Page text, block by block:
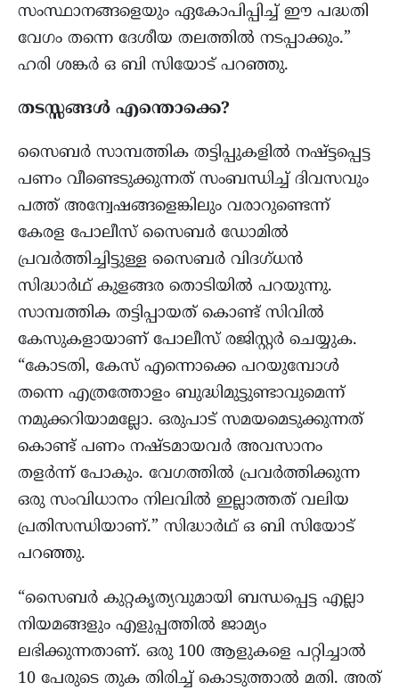
സംസ്ഥാനങ്ങളെയും ഏകോപിപ്പിച്ച് ഈ പദ്ധതി
വേഗം തന്നെ ദേശീയ തലത്തിൽ നടപ്പാക്കും.”
ഹരി ശങ്കർ ഒ ബി സിയോട് പറഞ്ഞു.
തടസ്സങ്ങൾ എന്തൊക്കെ?
സൈബർ സാമ്പത്തിക തട്ടിപ്പുകളിൽ നഷ്ട്ടപ്പെട്ട
പണം വീണ്ടെടുക്കുന്നത് സംബന്ധിച്ച് ദിവസവും
പത്ത് അന്വേഷങ്ങളെങ്കിലും വരാറുണ്ടെന്ന്
കേരള പോലീസ് സൈബർ ഡോമിൽ
പ്രവർത്തിച്ചിട്ടുള്ള സൈബർ വിദഗ്ധൻ
സിദ്ധാർഥ് കുളങ്ങര തൊടിയിൽ പറയുന്നു.
സാമ്പത്തിക തട്ടിപ്പായത് കൊണ്ട് സിവിൽ
കേസുകളായാണ് പോലീസ് രജിസ്റ്റർ ചെയ്യുക.
“കോടതി, കേസ് എന്നൊക്കെ പറയുമ്പോൾ
തന്നെ എത്രത്തോളം ബുദ്ധിമുട്ടുണ്ടാവുമെന്ന്
നമുക്കറിയാമല്ലോ. ഒരുപാട് സമയമെടുക്കുന്നത്
കൊണ്ട് പണം നഷ്ടമായവർ അവസാനം
തളർന്ന് പോകും. വേഗത്തിൽ പ്രവർത്തിക്കുന്ന
ഒരു സംവിധാനം നിലവിൽ ഇല്ലാത്തത് വലിയ
പ്രതിസന്ധിയാണ്.” സിദ്ധാർഥ് ഒ ബി സിയോട്
പറഞ്ഞു.
“സൈബർ കുറ്റകൃത്യവുമായി ബന്ധപ്പെട്ട എല്ലാ
നിയമങ്ങളും എളുപ്പത്തിൽ ജാമ്യം
ലഭിക്കുന്നതാണ്. ഒരു 100 ആളുകളെ പറ്റിച്ചാൽ
10 പേരുടെ തുക തിരിച്ച് കൊടുത്താൽ മതി. അത്